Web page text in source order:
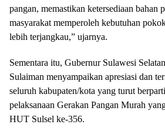
pangan, memastikan ketersediaan bahan
masyarakat memperoleh kebutuhan
lebih terjangkau,” ujarnya.
Sementara itu, Gubernur Sulawesi
Sulaiman menyampaikan apresiasi dan
seluruh kabupaten/kota yang turut
pelaksanaan Gerakan Pangan Murah
HUT Sulsel ke-356.